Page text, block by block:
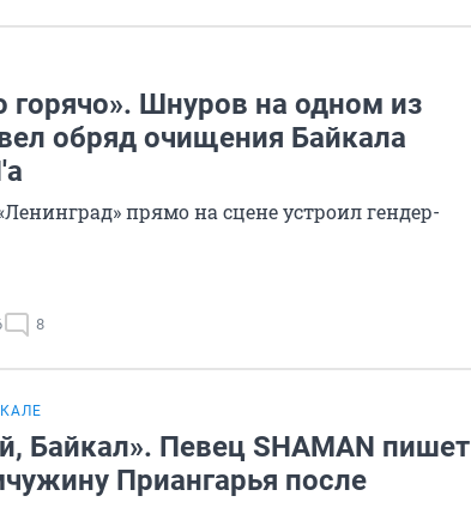
горячо». Шнуров на одном из
обряд очищения Байкала
прямо на сцене устроил гендер-
8
Байкал». Певец SHAMAN пишет
Приангарья после